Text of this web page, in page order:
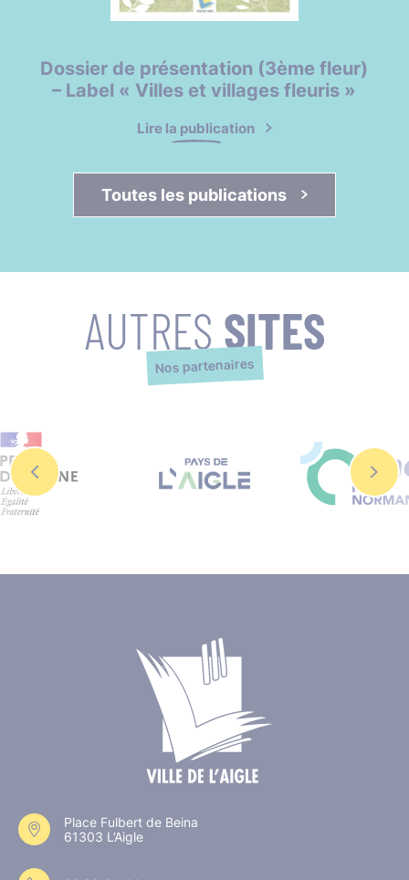
Dossier de présentation (3ème fleur)
– Label « Villes et villages fleuris »
Lire la publication
Toutes les publications
AUTRES SITES
Nos partenaires
Place Fulbert de Beina
61303 L’Aigle